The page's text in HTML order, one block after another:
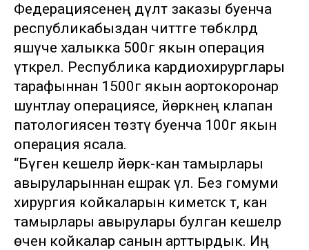
Федерациясенең дәүләт заказы буенча
республикабыздан читтәге төбәкләрдә
яшәүче халыкка 500гә якын операция
үткәрелә. Республика кардиохирурглары
тарафыннан 1500гә якын аортокоронар
шунтлау операциясе, йөрәкнең клапан
патологиясен төзәтү буенча 100гә якын
операция ясала.
“Бүген кешеләр йөрәк-кан тамырлары
авыруларыннан ешрак үлә. Без гомуми
хирургия койкаларын киметсәк тә, кан
тамырлары авырулары булган кешеләр
өчен койкалар санын арттырдык. Иң